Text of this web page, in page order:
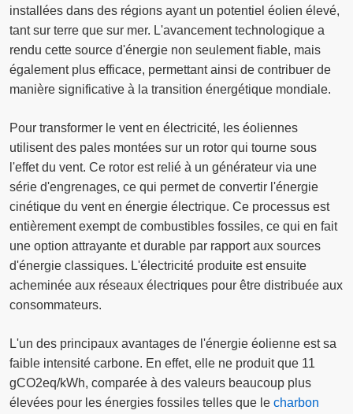
installées dans des régions ayant un potentiel éolien élevé,
tant sur terre que sur mer. L'avancement technologique a
rendu cette source d'énergie non seulement fiable, mais
également plus efficace, permettant ainsi de contribuer de
manière significative à la transition énergétique mondiale.
Pour transformer le vent en électricité, les éoliennes
utilisent des pales montées sur un rotor qui tourne sous
l'effet du vent. Ce rotor est relié à un générateur via une
série d'engrenages, ce qui permet de convertir l'énergie
cinétique du vent en énergie électrique. Ce processus est
entièrement exempt de combustibles fossiles, ce qui en fait
une option attrayante et durable par rapport aux sources
d'énergie classiques. L'électricité produite est ensuite
acheminée aux réseaux électriques pour être distribuée aux
consommateurs.
L'un des principaux avantages de l'énergie éolienne est sa
faible intensité carbone. En effet, elle ne produit que 11
gCO2eq/kWh, comparée à des valeurs beaucoup plus
élevées pour les énergies fossiles telles que le charbon